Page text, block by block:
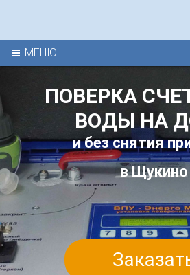
МЕНЮ
ПОВЕРКА
ВОДЫНА
и без снятия
в Щукино